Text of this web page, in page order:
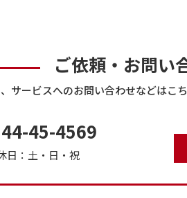
ご依頼・お問い
サービスへのお問い合わせなどはこ
45-4569
日：土・日・祝